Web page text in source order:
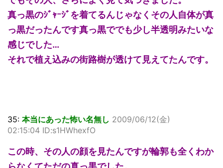
真っ黒のｼﾞｬｰｼﾞを着てるんじゃなくその人自体が真
っ黒だったんです真っ黒ででも少し半透明みたいな
感じでした…
それで植え込みの街路樹が透けて見えてたんです。
35: 本当にあった怖い名無し 2009/06/12(金)
02:15:04 ID:s1HWhexfO
この時、その人の顔を見たんですが輪郭も全くわか